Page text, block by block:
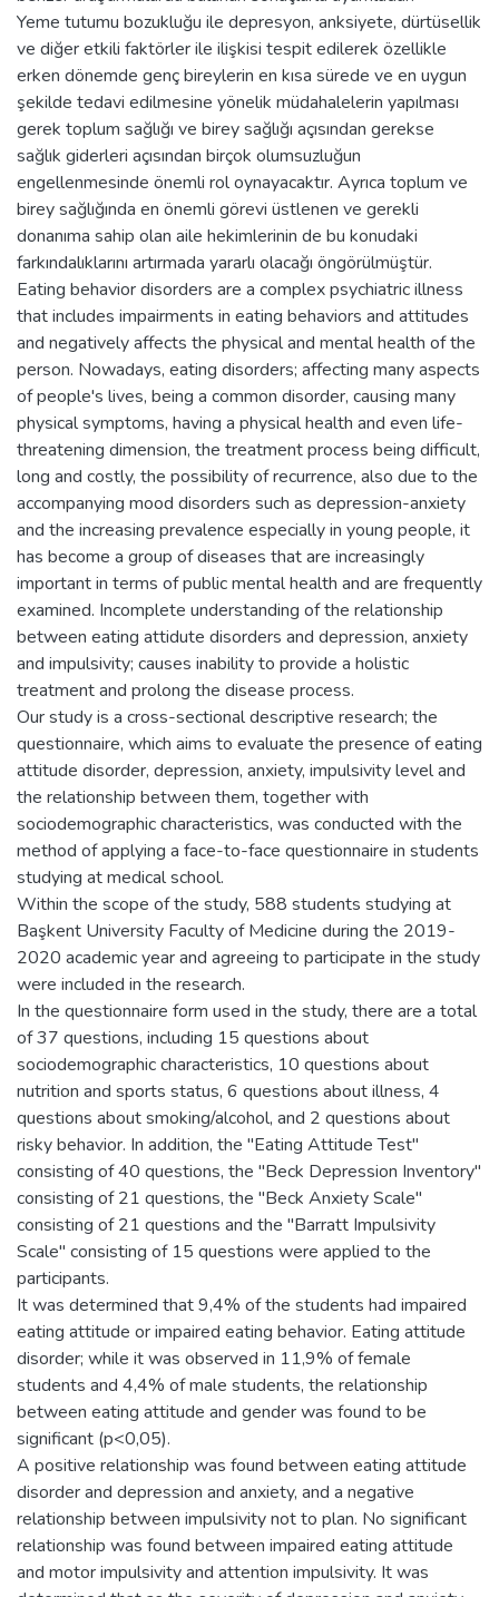
Yeme tutumu bozukluğu ile depresyon, anksiyete, dürtüsellik
ve diğer etkili faktörler ile ilişkisi tespit edilerek özellikle
erken dönemde genç bireylerin en kısa sürede ve en uygun
şekilde tedavi edilmesine yönelik müdahalelerin yapılması
gerek toplum sağlığı ve birey sağlığı açısından gerekse
sağlık giderleri açısından birçok olumsuzluğun
engellenmesinde önemli rol oynayacaktır. Ayrıca toplum ve
birey sağlığında en önemli görevi üstlenen ve gerekli
donanıma sahip olan aile hekimlerinin de bu konudaki
farkındalıklarını artırmada yararlı olacağı öngörülmüştür.
Eating behavior disorders are a complex psychiatric illness
that includes impairments in eating behaviors and attitudes
and negatively affects the physical and mental health of the
person. Nowadays, eating disorders; affecting many aspects
of people's lives, being a common disorder, causing many
physical symptoms, having a physical health and even life-
threatening dimension, the treatment process being difficult,
long and costly, the possibility of recurrence, also due to the
accompanying mood disorders such as depression-anxiety
and the increasing prevalence especially in young people, it
has become a group of diseases that are increasingly
important in terms of public mental health and are frequently
examined. Incomplete understanding of the relationship
between eating attidute disorders and depression, anxiety
and impulsivity; causes inability to provide a holistic
treatment and prolong the disease process.
Our study is a cross-sectional descriptive research; the
questionnaire, which aims to evaluate the presence of eating
attitude disorder, depression, anxiety, impulsivity level and
the relationship between them, together with
sociodemographic characteristics, was conducted with the
method of applying a face-to-face questionnaire in students
studying at medical school.
Within the scope of the study, 588 students studying at
Başkent University Faculty of Medicine during the 2019-
2020 academic year and agreeing to participate in the study
were included in the research.
In the questionnaire form used in the study, there are a total
of 37 questions, including 15 questions about
sociodemographic characteristics, 10 questions about
nutrition and sports status, 6 questions about illness, 4
questions about smoking/alcohol, and 2 questions about
risky behavior. In addition, the "Eating Attitude Test"
consisting of 40 questions, the "Beck Depression Inventory"
consisting of 21 questions, the "Beck Anxiety Scale"
consisting of 21 questions and the "Barratt Impulsivity
Scale" consisting of 15 questions were applied to the
participants.
It was determined that 9,4% of the students had impaired
eating attitude or impaired eating behavior. Eating attitude
disorder; while it was observed in 11,9% of female
students and 4,4% of male students, the relationship
between eating attitude and gender was found to be
significant (p<0,05).
A positive relationship was found between eating attitude
disorder and depression and anxiety, and a negative
relationship between impulsivity not to plan. No significant
relationship was found between impaired eating attitude
and motor impulsivity and attention impulsivity. It was